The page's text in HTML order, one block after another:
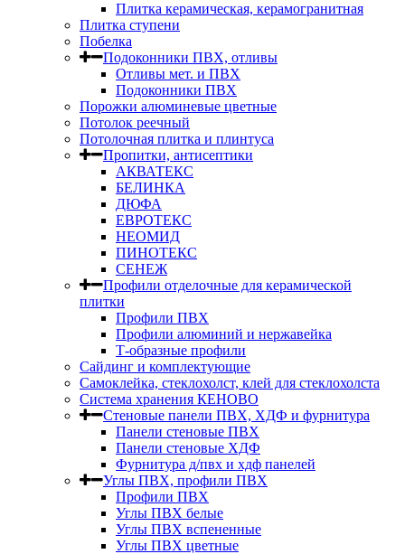
Плитка керамическая, керамогранитная
Плитка ступени
Побелка
Подоконники ПВХ, отливы
Отливы мет. и ПВХ
Подоконники ПВХ
Порожки алюминевые цветные
Потолок реечный
Потолочная плитка и плинтуса
Пропитки, антисептики
АКВАТЕКС
БЕЛИНКА
ДЮФА
ЕВРОТЕКС
НЕОМИД
ПИНОТЕКС
СЕНЕЖ
Профили отделочные для керамической
плитки
Профили ПВХ
Профили алюминий и нержавейка
Т-образные профили
Сайдинг и комплектующие
Самоклейка, стеклохолст, клей для стеклохолста
Система хранения КЕНОВО
Стеновые панели ПВХ, ХДФ и фурнитура
Панели стеновые ПВХ
Панели стеновые ХДФ
Фурнитура д/пвх и хдф панелей
Углы ПВХ, профили ПВХ
Профили ПВХ
Углы ПВХ белые
Углы ПВХ вспененные
Углы ПВХ цветные